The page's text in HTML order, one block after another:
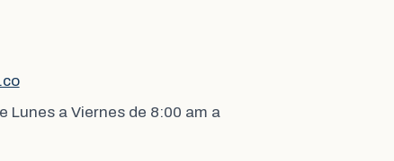
Lunes a Viernes de 8:00 am a